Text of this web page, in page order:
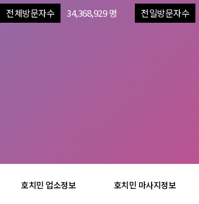
전체방문자수 34,368,929 명 전일방문자수
호치민 업소정보 호치민 마사지정보